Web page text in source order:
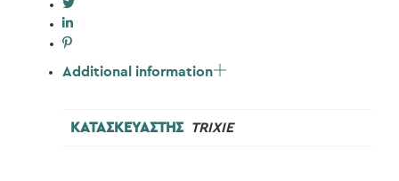
Additional information
ΚΑΤΑΣΚΕΥΑΣΤΗΣ TRIXIE